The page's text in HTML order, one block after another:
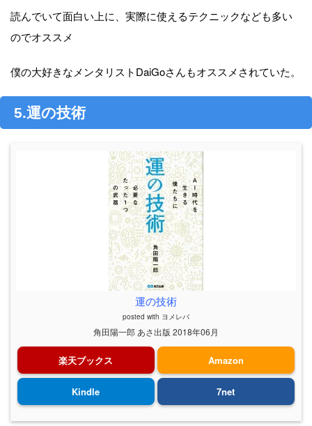
読んでいて面白い上に、実際に使えるテクニックなども多い
のでオススメ
僕の大好きなメンタリストDaiGoさんもオススメされていた。
5.運の技術
運の技術
posted with ヨメレバ
角田陽一郎 あさ出版 2018年06月
楽天ブックス Amazon
Kindle 7net